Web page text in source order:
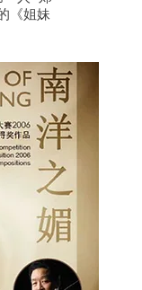
《姐妹